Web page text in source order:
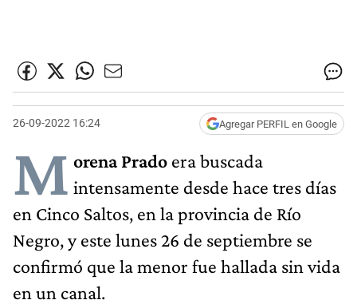
26-09-2022 16:24 Agregar PERFIL en Google
M orena Prado era buscada
intensamente desde hace tres días
en Cinco Saltos, en la provincia de Río
Negro, y este lunes 26 de septiembre se
confirmó que la menor fue hallada sin vida
en un canal.